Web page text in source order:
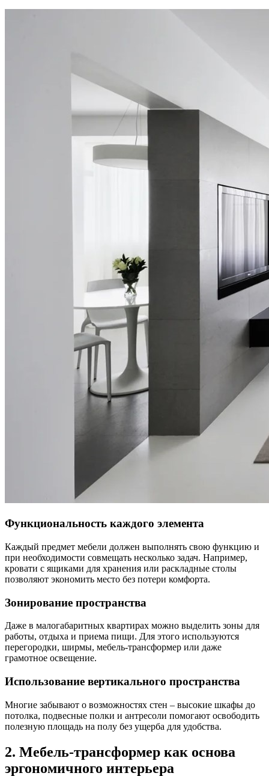
Функциональность каждого элемента
Каждый предмет мебели должен выполнять свою функцию и
при необходимости совмещать несколько задач. Например,
кровати с ящиками для хранения или раскладные столы
позволяют экономить место без потери комфорта.
Зонирование пространства
Даже в малогабаритных квартирах можно выделить зоны для
работы, отдыха и приема пищи. Для этого используются
перегородки, ширмы, мебель-трансформер или даже
грамотное освещение.
Использование вертикального пространства
Многие забывают о возможностях стен – высокие шкафы до
потолка, подвесные полки и антресоли помогают освободить
полезную площадь на полу без ущерба для удобства.
2. Мебель-трансформер как основа
эргономичного интерьера